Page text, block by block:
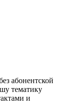
абонентской
тематику
и